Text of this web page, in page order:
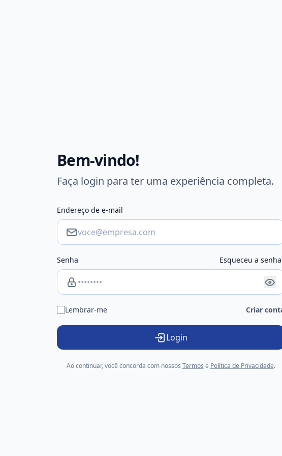
Bem-vindo!
Faça login para ter uma experiência completa.
Endereço de e-mail
Senha Esqueceu a
Lembrar-me Criar
Login
Ao continuar, você concorda com nossos Termos e Política de Privacidade.